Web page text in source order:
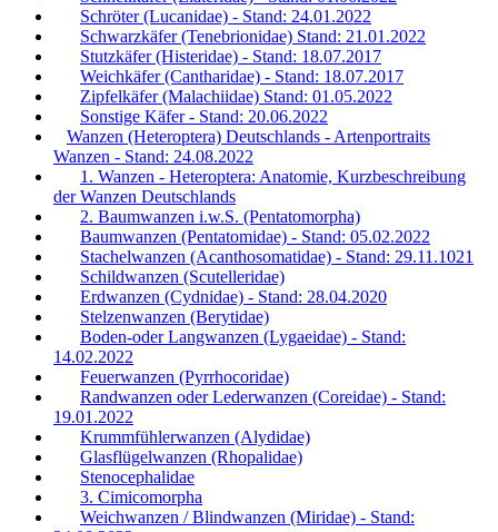
Schröter (Lucanidae) - Stand: 24.01.2022
Schwarzkäfer (Tenebrionidae) Stand: 21.01.2022
Stutzkäfer (Histeridae) - Stand: 18.07.2017
Weichkäfer (Cantharidae) - Stand: 18.07.2017
Zipfelkäfer (Malachiidae) Stand: 01.05.2022
Sonstige Käfer - Stand: 20.06.2022
Wanzen (Heteroptera) Deutschlands - Artenportraits
Wanzen - Stand: 24.08.2022
1. Wanzen - Heteroptera: Anatomie, Kurzbeschreibung
der Wanzen Deutschlands
2. Baumwanzen i.w.S. (Pentatomorpha)
Baumwanzen (Pentatomidae) - Stand: 05.02.2022
Stachelwanzen (Acanthosomatidae) - Stand: 29.11.1021
Schildwanzen (Scutelleridae)
Erdwanzen (Cydnidae) - Stand: 28.04.2020
Stelzenwanzen (Berytidae)
Boden-oder Langwanzen (Lygaeidae) - Stand:
14.02.2022
Feuerwanzen (Pyrrhocoridae)
Randwanzen oder Lederwanzen (Coreidae) - Stand:
19.01.2022
Krummfühlerwanzen (Alydidae)
Glasflügelwanzen (Rhopalidae)
Stenocephalidae
3. Cimicomorpha
Weichwanzen / Blindwanzen (Miridae) - Stand: